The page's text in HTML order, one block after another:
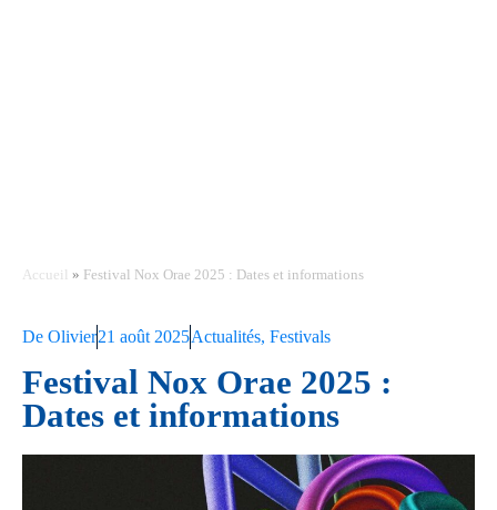
Accueil » Festival Nox Orae 2025 : Dates et informations
De Olivier21 août 2025Actualités, Festivals
Festival Nox Orae 2025 :
Dates et informations